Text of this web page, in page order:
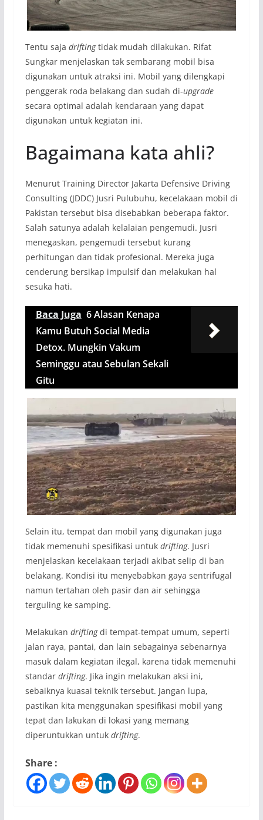
Tentu saja driftingtidak mudah dilakukan. Rifat
Sungkar menjelaskan tak sembarang mobil bisa
digunakan untuk atraksi ini. Mobil yang dilengkapi
penggerak roda belakang dan sudah di-upgrade
secara optimal adalah kendaraan yang dapat
digunakan untuk kegiatan ini.
Bagaimana kata ahli?
Menurut Training Director Jakarta Defensive Driving
Consulting (JDDC) Jusri Pulubuhu, kecelakaan mobil di
Pakistan tersebut bisa disebabkan beberapa faktor.
Salah satunya adalah kelalaian pengemudi. Jusri
menegaskan, pengemudi tersebut kurang
perhitungan dan tidak profesional. Mereka juga
cenderung bersikap impulsif dan melakukan hal
sesuka hati.
Baca Juga 6 Alasan Kenapa
Kamu Butuh Social Media
Detox. Mungkin Vakum
Seminggu atau Sebulan Sekali
Gitu
Selain itu, tempat dan mobil yang digunakan juga
tidak memenuhi spesifikasi untuk drifting. Jusri
menjelaskan kecelakaan terjadi akibat selip di ban
belakang. Kondisi itu menyebabkan gaya sentrifugal
namun tertahan oleh pasir dan air sehingga
terguling ke samping.
Melakukan driftingdi tempat-tempat umum, seperti
jalan raya, pantai, dan lain sebagainya sebenarnya
masuk dalam kegiatan ilegal, karena tidak memenuhi
standar drifting. Jika ingin melakukan aksi ini,
sebaiknya kuasai teknik tersebut. Jangan lupa,
pastikan kita menggunakan spesifikasi mobil yang
tepat dan lakukan di lokasi yang memang
diperuntukkan untuk drifting.
Share :